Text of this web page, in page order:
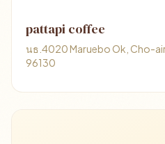
pattapi coffee
นธ.4020 Maruebo Ok, Cho-
96130